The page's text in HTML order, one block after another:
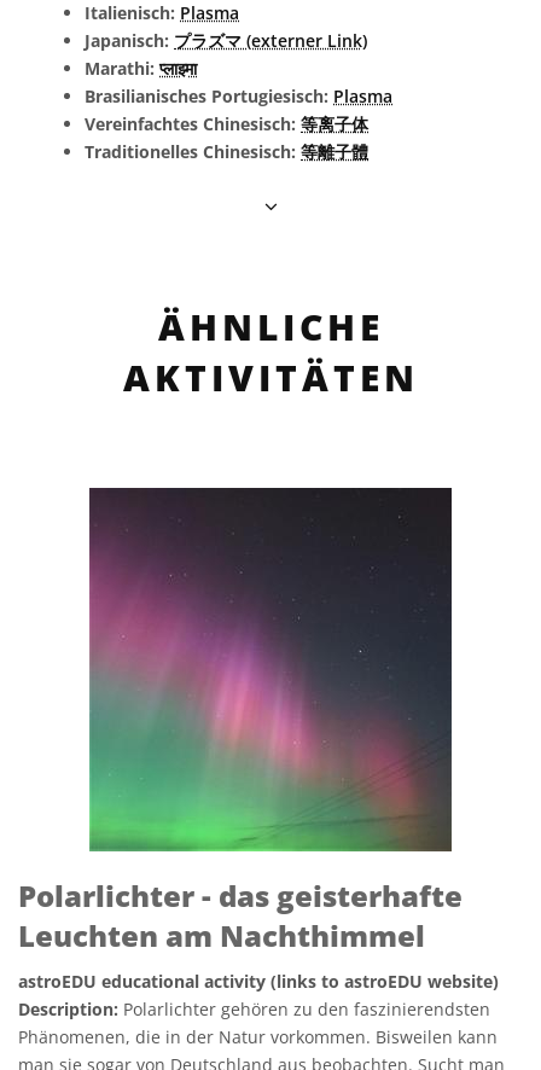
Italienisch: Plasma
Japanisch: プラズマ (externer Link)
Marathi:प्लाझ्मा
Brasilianisches Portugiesisch: Plasma
Vereinfachtes Chinesisch: 等离子体
Traditionelles Chinesisch: 等離子體
ÄHNLICHE
AKTIVITÄTEN
Polarlichter - das geisterhafte
Leuchten am Nachthimmel
astroEDU educational activity (links to astroEDU website)
Description: Polarlichter gehören zu den faszinierendsten
Phänomenen, die in der Natur vorkommen. Bisweilen kann
man sie sogar von Deutschland aus beobachten. Sucht man